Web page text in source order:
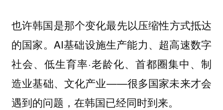
也许韩国是那个变化最先以压缩性方式抵达
的国家。AI基础设施生产能力、超高速数字
社会、低生育率·老龄化、首都圈集中、制
造业基础、文化产业——很多国家未来才会
遇到的问题，在韩国已经同时到来。